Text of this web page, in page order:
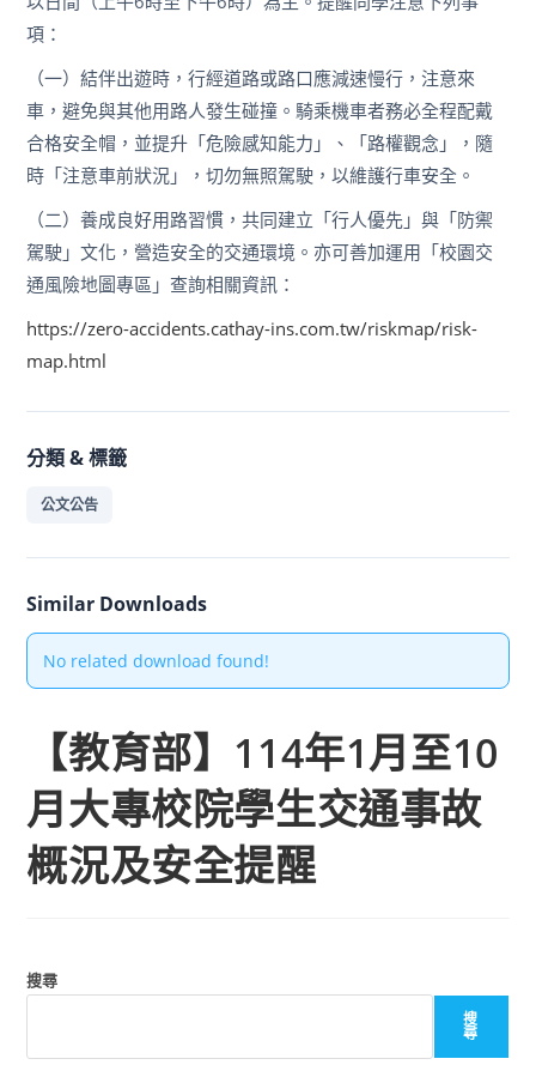
項：
（一）結伴出遊時，行經道路或路口應減速慢行，注意來
車，避免與其他用路人發生碰撞。騎乘機車者務必全程配戴
合格安全帽，並提升「危險感知能力」、「路權觀念」，隨
時「注意車前狀況」，切勿無照駕駛，以維護行車安全。
（二）養成良好用路習慣，共同建立「行人優先」與「防禦
駕駛」文化，營造安全的交通環境。亦可善加運用「校園交
通風險地圖專區」查詢相關資訊：
https://zero-accidents.cathay-ins.com.tw/riskmap/risk-
map.html
分類 & 標籤
公文公告
Similar Downloads
No related download found!
【教育部】114年1月至10
月大專校院學生交通事故
概況及安全提醒
搜尋
搜
尋